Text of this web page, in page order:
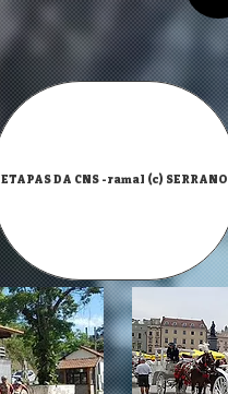
ETAPAS DA CNS -ramal (c) SERRANO